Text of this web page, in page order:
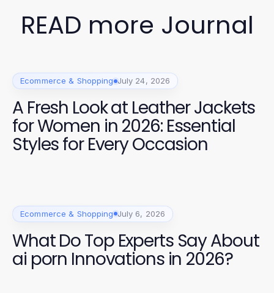
READ more Journal
Ecommerce & Shopping July 24, 2026
A Fresh Look at Leather Jackets
for Women in 2026: Essential
Styles for Every Occasion
Ecommerce & Shopping July 6, 2026
What Do Top Experts Say About
ai porn Innovations in 2026?